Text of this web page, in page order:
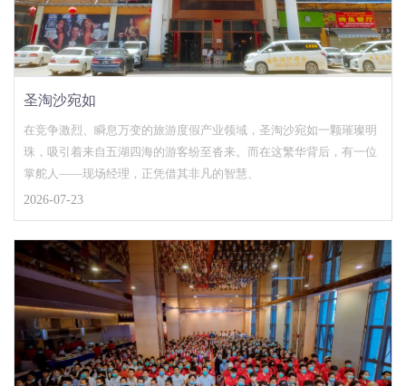
圣淘沙宛如
在竞争激烈、瞬息万变的旅游度假产业领域，圣淘沙宛如一颗璀璨明
珠，吸引着来自五湖四海的游客纷至沓来。而在这繁华背后，有一位
掌舵人——现场经理，正凭借其非凡的智慧、
2026-07-23